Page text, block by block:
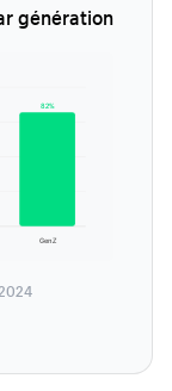
génération
Gen Z
82%